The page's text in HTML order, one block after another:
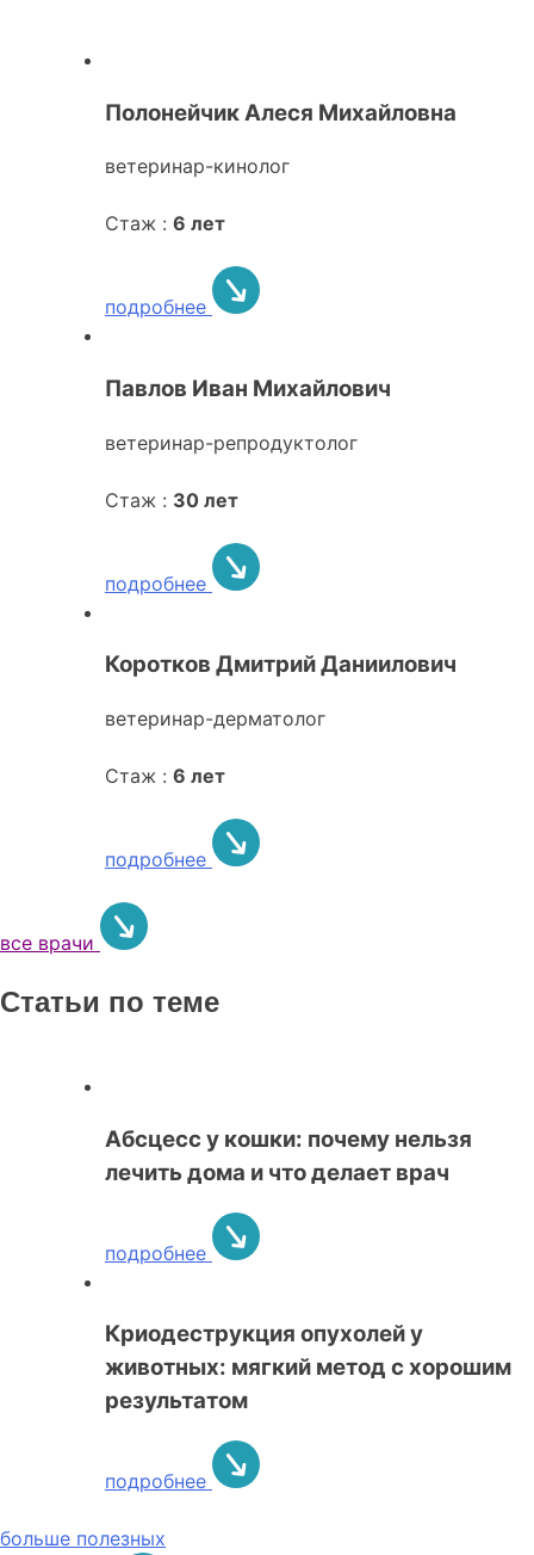
Полонейчик Алеся Михайловна
ветеринар-кинолог
Стаж : 6 лет
подробнее
Павлов Иван Михайлович
ветеринар-репродуктолог
Стаж : 30 лет
подробнее
Коротков Дмитрий Даниилович
ветеринар-дерматолог
Стаж : 6 лет
подробнее
все врачи
Статьи по теме
Абсцесс у кошки: почему нельзя
лечить дома и что делает врач
подробнее
Криодеструкция опухолей у
животных: мягкий метод с хорошим
результатом
подробнее
больше полезных